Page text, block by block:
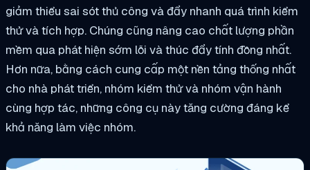
giảm thiểu sai sót thủ công và đẩy nhanh quá trình kiểm
thử và tích hợp. Chúng cũng nâng cao chất lượng phần
mềm qua phát hiện sớm lỗi và thúc đẩy tính đồng nhất.
Hơn nữa, bằng cách cung cấp một nền tảng thống nhất
cho nhà phát triển, nhóm kiểm thử và nhóm vận hành
cùng hợp tác, những công cụ này tăng cường đáng kể
khả năng làm việc nhóm.